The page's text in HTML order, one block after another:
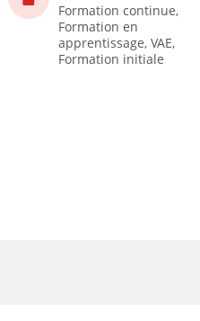
Formation continue,
Formation en
apprentissage, VAE,
Formation initiale